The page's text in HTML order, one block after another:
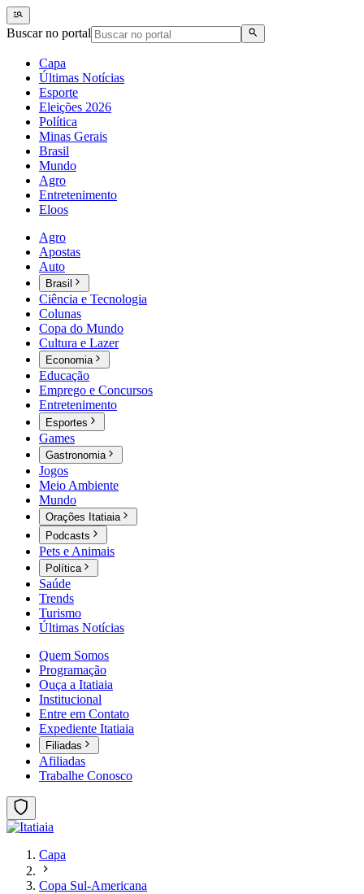
Buscar no portal
Capa
Últimas Notícias
Esporte
Eleições 2026
Política
Minas Gerais
Brasil
Mundo
Agro
Entretenimento
Eloos
Agro
Apostas
Auto
Brasil
Ciência e Tecnologia
Colunas
Copa do Mundo
Cultura e Lazer
Economia
Educação
Emprego e Concursos
Entretenimento
Esportes
Games
Gastronomia
Jogos
Meio Ambiente
Mundo
Orações Itatiaia
Podcasts
Pets e Animais
Política
Saúde
Trends
Turismo
Últimas Notícias
Quem Somos
Programação
Ouça a Itatiaia
Institucional
Entre em Contato
Expediente Itatiaia
Filiadas
Afiliadas
Trabalhe Conosco
Capa
Copa Sul-Americana